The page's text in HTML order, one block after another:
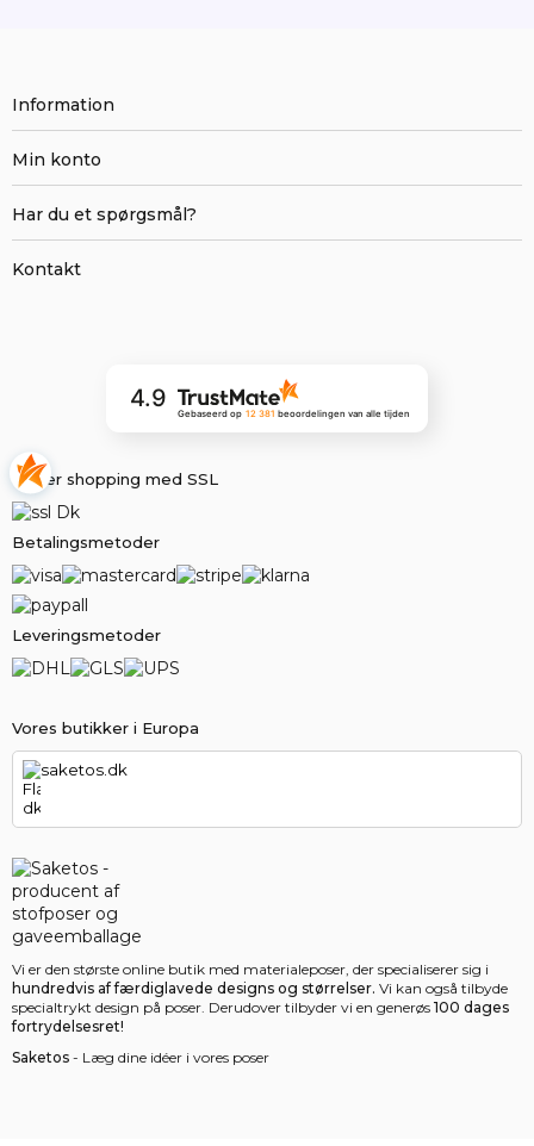
Vi er den største online butik med materialeposer, der specialiserer sig i
hundredvis af færdiglavede designs og størrelser. Vi kan også tilbyde
specialtrykt design på poser. Derudover tilbyder vi en generøs 100 dages
fortrydelsesret!
Saketos - Læg dine idéer i vores poser
Vores butikker i Europa
saketos.dk
Information
Min konto
Har du et spørgsmål?
Kontakt
4.9
Gebaseerd op 12 381 beoordelingen van alle tijden
Sikker shopping med SSL
Betalingsmetoder
Leveringsmetoder